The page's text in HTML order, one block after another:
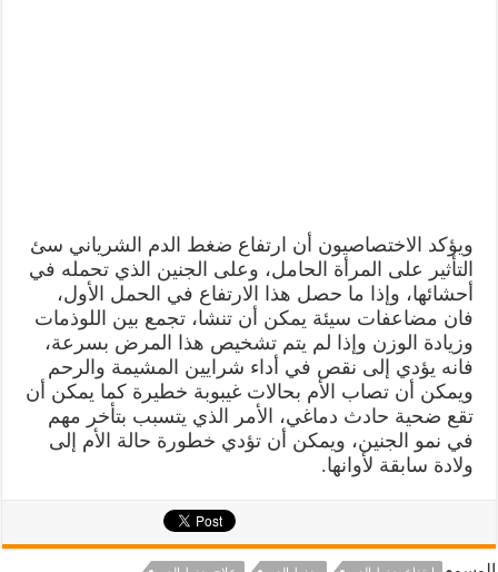
ويؤكد الاختصاصيون أن ارتفاع ضغط الدم الشرياني سئ
التأثير على المرأة الحامل، وعلى الجنين الذي تحمله في
أحشائها، وإذا ما حصل هذا الارتفاع في الحمل الأول،
فان مضاعفات سيئة يمكن أن تنشا، تجمع بين اللوذمات
وزيادة الوزن وإذا لم يتم تشخيص هذا المرض بسرعة،
فانه يؤدي إلى نقص في أداء شرايين المشيمة والرحم
ويمكن أن تصاب الأم بحالات غيبوبة خطيرة كما يمكن أن
تقع ضحية حادث دماغي، الأمر الذي يتسبب بتأخر مهم
في نمو الجنين، ويمكن أن تؤدي خطورة حالة الأم إلى
ولادة سابقة لأوانها.